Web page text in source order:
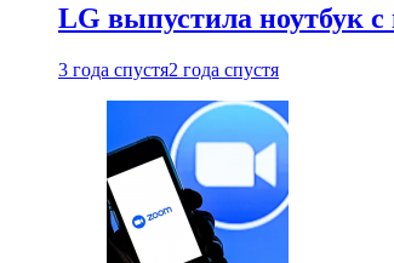
LG выпустила ноутбук
3 года спустя2 года спустя